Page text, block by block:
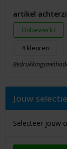
artikel
Onbewerkt
4
Jouw selectie
Selecteer jouw